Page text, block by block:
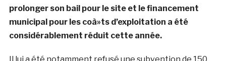
prolonger son bail pour le site et le financement
municipal pour les coà»ts d’exploitation a été
considérablement réduit cette année.
Il lui a été notamment refusé une subvention de 150